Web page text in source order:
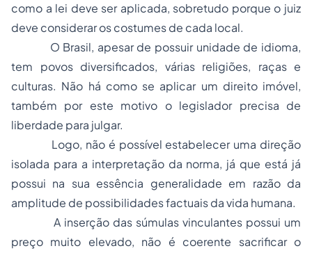
como a lei deve ser aplicada, sobretudo porque o juiz
deve considerar os costumes de cada local.
O Brasil, apesar de possuir unidade de idioma,
tem povos diversificados, várias religiões, raças e
culturas. Não há como se aplicar um direito imóvel,
também por este motivo o legislador precisa de
liberdade para julgar.
Logo, não é possível estabelecer uma direção
isolada para a interpretação da norma, já que está já
possui na sua essência generalidade em razão da
amplitude de possibilidades factuais da vida humana.
A inserção das súmulas vinculantes possui um
preço muito elevado, não é coerente sacrificar o